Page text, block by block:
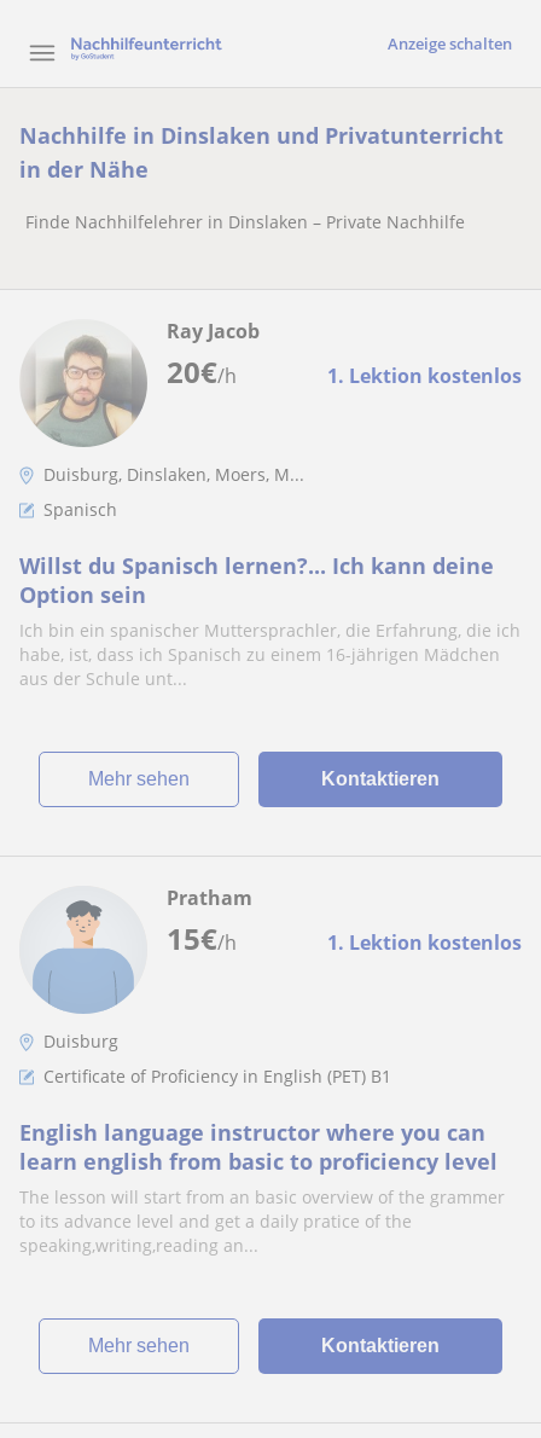
Anzeige schalten
Nachhilfe in Dinslaken und Privatunterricht
in der Nähe
Finde Nachhilfelehrer in Dinslaken – Private Nachhilfe
20€/h 1. Lektion kostenlos
Ray Jacob
Duisburg, Dinslaken, Moers, M...
Spanisch
Willst du Spanisch lernen?... Ich kann deine
Option sein
Ich bin ein spanischer Muttersprachler, die Erfahrung, die ich
habe, ist, dass ich Spanisch zu einem 16-jährigen Mädchen
aus der Schule unt...
Mehr sehen Kontaktieren
15€/h 1. Lektion kostenlos
Pratham
Duisburg
Certificate of Proficiency in English (PET) B1
English language instructor where you can
learn english from basic to proficiency level
The lesson will start from an basic overview of the grammer
to its advance level and get a daily pratice of the
speaking,writing,reading an...
Mehr sehen Kontaktieren